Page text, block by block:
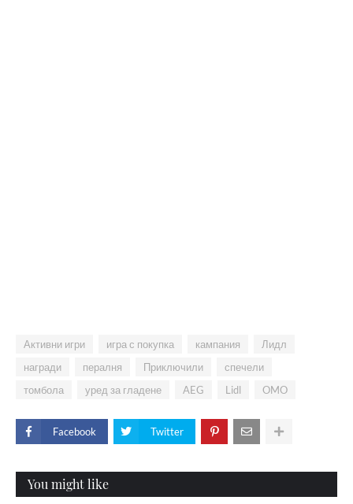
Активни игри игра с покупка кампания
Лидл
награди
пералня Приключили
спечели
томбола
уред за гладене AEG Lidl OMO
Facebook Twitter
You might like